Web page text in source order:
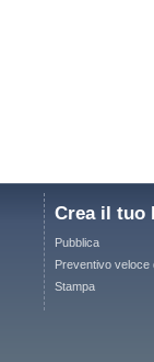
Crea il tuo
Pubblica
Preventivo veloce
Stampa